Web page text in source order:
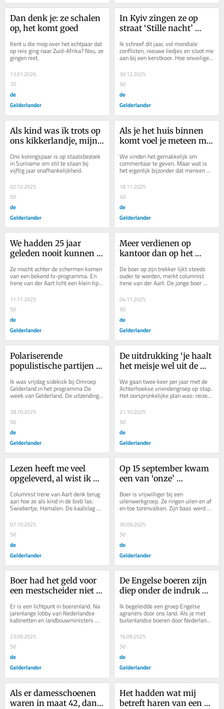
Dan denk je: ze schalen
op, het komt goed
Kent u die mop over het echtpaar dat
op reis ging naar Zuid-Afrika? Nou, ze
gingen niet.
13.01.2026
70
de
Gelderlander
In Kyiv zingen ze op
straat ‘Stille nacht’
afgaat en er bommen
vallen
Ik schreef dit jaar, vol mondiale
conflicten, nieuwe liedjes en sloot me
aan bij een kerstkoor. Hoe onveiliger
het leven is, hoe meer troost ik
zoek...
30.12.2025
50
de
Gelderlander
Als kind was ik trots op
ons kikkerlandje, mijn
droom
Ons koningspaar is op staatsbezoek
in Suriname om stil te staan bij
vijftig jaar onafhankelijkheid.
02.12.2025
50
de
Gelderlander
Als je het huis binnen
komt voel je meteen met
die vrijwilligers zich
inzetten
We vinden het gemakkelijk om
commentaar te geven. Maar wat is
het eigenlijk bijzonder dat mensen
zich vrijwillig inzetten voor een ander,
denkt Irene...
18.11.2025
40
de
Gelderlander
We hadden 25 jaar
geleden nooit kunnen
carrière zo’n vlucht zou
nemen
Ze mocht achter de schermen komen
van een bekend tv-programma. En
Irene van der Aart licht een klein tipje
van de sluier op hoe het er daaraan...
11.11.2025
50
de
Gelderlander
Meer verdienen op
kantoor dan op het
verleiden hun ouders op
te volgen
De boer op zijn trekker lijkt steeds
ouder te worden, merkt columnist
Irene van der Aart. De jonge boer
moet verleid worden om zijn of haar
ouders op...
04.11.2025
50
de
Gelderlander
Polariserende
populistische partijen
passen niet bij mij
Ik was vrijdag sidekick bij Omroep
Gelderland in het programma De
week van Gelderland. De uitzending
verkiezingen. In het...
28.10.2025
50
de
Gelderlander
De uitdrukking ‘je haalt
het meisje wel uit de
uit het meisje’, gaat echt
op voor mij
We gaan twee keer per jaar met de
Achterhoekse vriendengroep op stap.
Het oorspronkelijke plan was: reizen
per trein naar Duitsland om
industrieel...
21.10.2025
50
de
Gelderlander
Lezen heeft me veel
opgeleverd, al wist ik
Columnist Irene van Aart denk terug
aan hoe ze als kind in de bieb las:
Swiebertje, Hamalen. De kaalslag
onder bibliotheken is voorbij,
constateert...
07.10.2025
50
de
Gelderlander
Op 15 september kwam
een van ‘onze’
nieuws: hij vloog naar
de Costa Brava in
Boer is vrijwilliger bij een
uilenwerkgroep. Ze ringen uilen en af
en toe torenvalken. Zijn baas werd
benaderd voor een Europees...
30.09.2025
50
de
Gelderlander
Boer had het geld voor
een mestscheider niet
liggen
Er is een lichtpunt in boerenland. Na
jarenlange lobby van Nederlandse
kabinetten en landbouwministers
van Renure:...
23.09.2025
50
de
Gelderlander
De Engelse boeren zijn
diep onder de indruk
watermanagement,
meer dan wij zelf denk
Ik begeleidde een groep Engelse
agrariërs door ons land. Als je met
buitenlandse boeren door Nederland
over...
16.09.2025
50
de
Gelderlander
Als er damesschoenen
waren in maat 42, dan
Het hadden wat mij
betreft haren van een